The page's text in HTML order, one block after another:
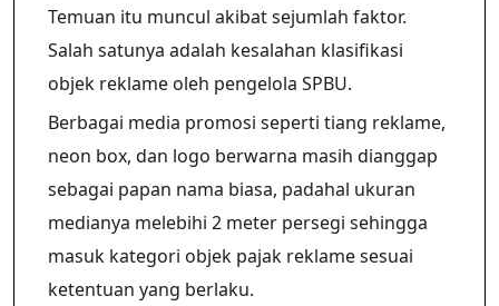
Temuan itu muncul akibat sejumlah faktor.
Salah satunya adalah kesalahan klasifikasi
objek reklame oleh pengelola SPBU.
Berbagai media promosi seperti tiang reklame,
neon box, dan logo berwarna masih dianggap
sebagai papan nama biasa, padahal ukuran
medianya melebihi 2 meter persegi sehingga
masuk kategori objek pajak reklame sesuai
ketentuan yang berlaku.